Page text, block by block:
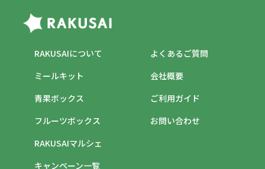
RAKUSAIについて
ミールキット
青果ボックス
フルーツボックス
RAKUSAIマルシェ
キャンペーン一覧
よくあるご質問
ご利用ガイド
会社概要
お問い合わせ